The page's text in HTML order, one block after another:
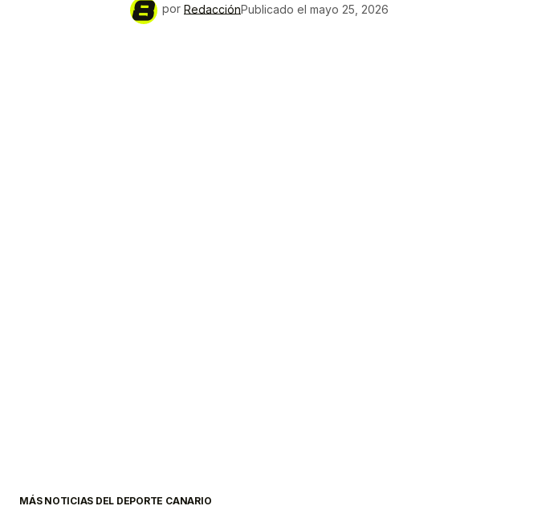
por RedacciónPublicado el mayo 25, 2026
MÁS NOTICIAS DEL DEPORTE CANARIO